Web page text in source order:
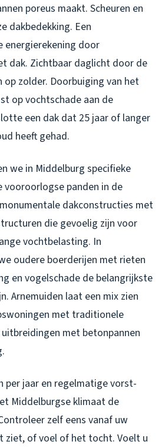
poreus maakt. Scheuren en
dakbedekking. Een
energierekening door
dak. Zichtbaar daglicht door de
zolder. Doorbuiging van het
op vochtschade aan de
een dak dat 25 jaar of langer
heeft gehad.
we in Middelburg specifieke
vooroorlogse panden in de
dakconstructies met
die gevoelig zijn voor
vochtbelasting. In
oudere boerderijen met rieten
en vogelschade de belangrijkste
Arnemuiden laat een mix zien
met traditionele
met betonpannen
per jaar en regelmatige vorst-
Middelburgse klimaat de
zelf eens vanaf uw
ziet, of voel of het tocht. Voelt u